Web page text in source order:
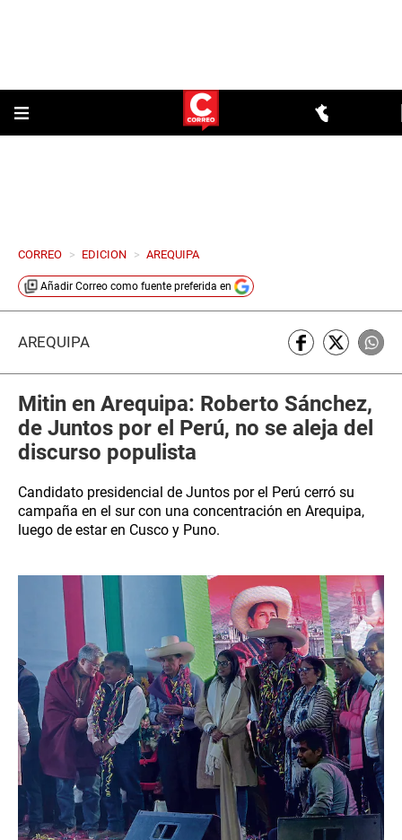
CORREO > EDICION > AREQUIPA
Añadir Correo como fuente preferida en
AREQUIPA
Mitin en Arequipa: Roberto Sánchez,
de Juntos por el Perú, no se aleja del
discurso populista
Candidato presidencial de Juntos por el Perú cerró su
campaña en el sur con una concentración en Arequipa,
luego de estar en Cusco y Puno.